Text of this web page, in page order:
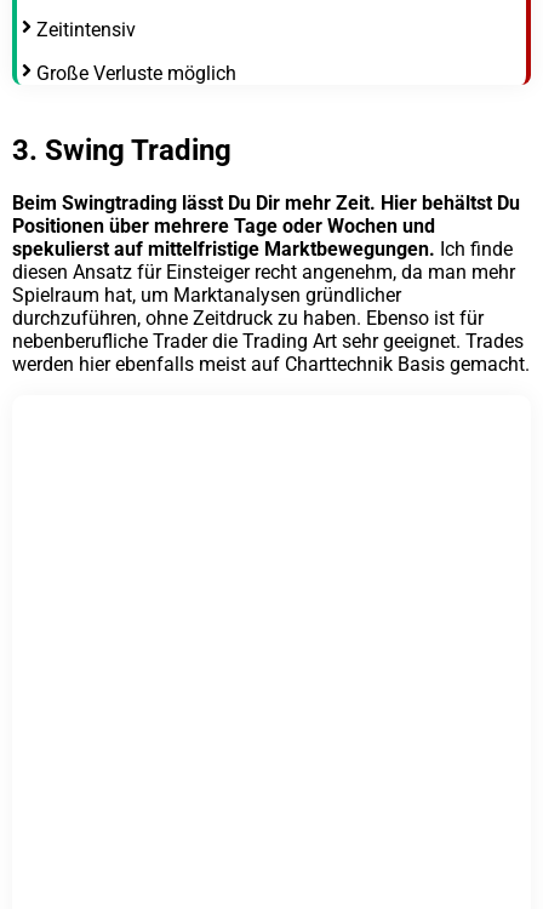
Zeitintensiv
Große Verluste möglich
3. Swing Trading
Beim Swingtrading lässt Du Dir mehr Zeit. Hier behältst Du
Positionen über mehrere Tage oder Wochen und
spekulierst auf mittelfristige Marktbewegungen. Ich finde
diesen Ansatz für Einsteiger recht angenehm, da man mehr
Spielraum hat, um Marktanalysen gründlicher
durchzuführen, ohne Zeitdruck zu haben. Ebenso ist für
nebenberufliche Trader die Trading Art sehr geeignet. Trades
werden hier ebenfalls meist auf Charttechnik Basis gemacht.